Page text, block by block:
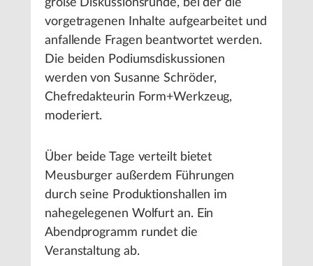
große Diskussionsrunde, bei der die
vorgetragenen Inhalte aufgearbeitet und
anfallende Fragen beantwortet werden.
Die beiden Podiumsdiskussionen
werden von Susanne Schröder,
Chefredakteurin Form+Werkzeug,
moderiert.
Über beide Tage verteilt bietet
Meusburger außerdem Führungen
durch seine Produktionshallen im
nahegelegenen Wolfurt an. Ein
Abendprogramm rundet die
Veranstaltung ab.